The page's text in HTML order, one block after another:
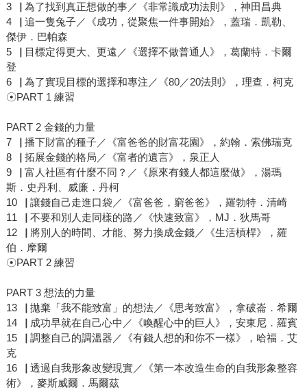
3▕ 為了找到真正想做的事／《非常識成功法則》，神田昌典
4▕ 追一隻兔子／《成功，從聚焦一件事開始》，蓋瑞．凱勒、
傑伊．巴帕森
5▕ 目標定得更大、更遠／《選擇不做普通人》，葛蘭特．卡爾
登
6▕ 為了實現目標的選擇和專注／《80／20法則》，理查．柯克
☉PART 1 練習
PART 2 金錢的力量
7▕ 播下財富的種子／《富爸爸的財富花園》，約翰．索佛瑞克
8▕ 拓展金錢的格局／《富者的遺言》，泉正人
9▕ 富人社區有什麼不同？／《原來有錢人都這麼做》，湯瑪
斯．史丹利、威廉．丹柯
10▕ 讓錢自己走進口袋／《富爸爸，窮爸爸》，羅勃特．清崎
11▕ 不要和別人走同樣的路／《快速致富》，MJ．狄馬哥
12▕ 將別人的時間、才能、努力換成金錢／《生活槓桿》，羅
伯．摩爾
☉PART 2 練習
PART 3 想法的力量
13▕ 拋棄「我不能致富」的想法／《思考致富》，拿破崙．希爾
14▕ 成功早就在自己心中／《喚醒心中的巨人》，安東尼．羅賓
15▕ 調整自己的調溫器／《有錢人想的和你不一樣》，哈福．艾
克
16▕ 透過自我形象改變現實／《第一本改造生命的自我形象整容
術》，麥斯威爾．馬爾茲